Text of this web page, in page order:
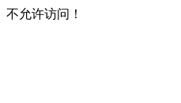
不允许访问！